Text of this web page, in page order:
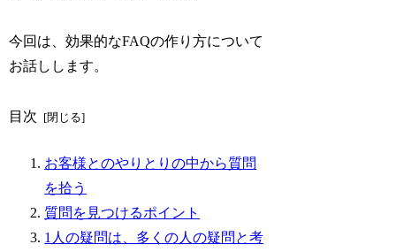
今回は、効果的なFAQの作り方について
お話しします。
目次
お客様とのやりとりの中から質問
を拾う
質問を見つけるポイント
1人の疑問は、多くの人の疑問と考